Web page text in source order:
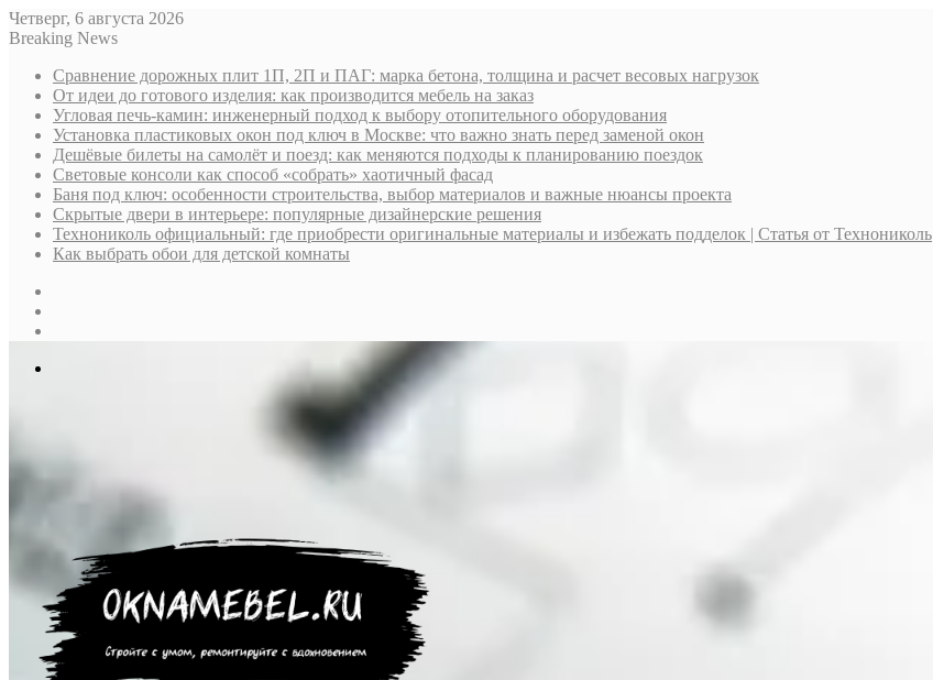
Четверг, 6 августа 2026
Breaking News
Сравнение дорожных плит 1П, 2П и ПАГ: марка бетона, толщина и расчет весовых нагрузок
От идеи до готового изделия: как производится мебель на заказ
Угловая печь-камин: инженерный подход к выбору отопительного оборудования
Установка пластиковых окон под ключ в Москве: что важно знать перед заменой окон
Дешёвые билеты на самолёт и поезд: как меняются подходы к планированию поездок
Световые консоли как способ «собрать» хаотичный фасад
Баня под ключ: особенности строительства, выбор материалов и важные нюансы проекта
Скрытые двери в интерьере: популярные дизайнерские решения
Технониколь официальный: где приобрести оригинальные материалы и избежать подделок | Статья от Технониколь
Как выбрать обои для детской комнаты